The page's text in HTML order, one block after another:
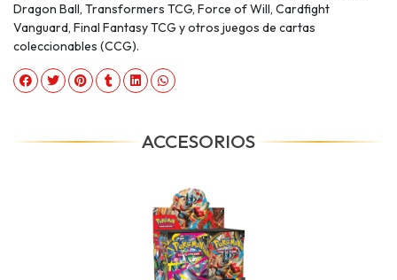
Dragon Ball, Transformers TCG, Force of Will, Cardfight
Vanguard, Final Fantasy TCG y otros juegos de cartas
coleccionables (CCG).
ACCESORIOS